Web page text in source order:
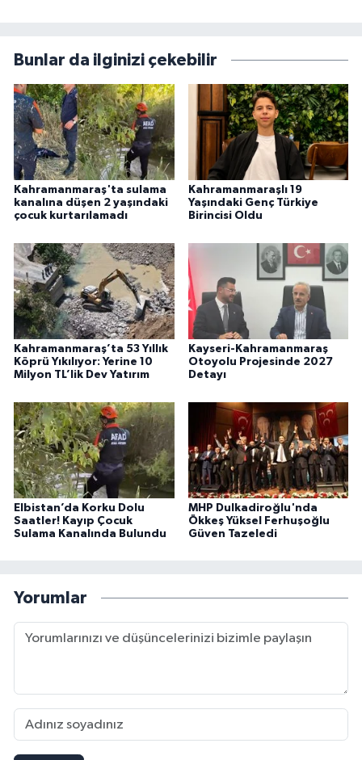
Bunlar da ilginizi çekebilir
Kahramanmaraş'ta sulama
kanalına düşen 2 yaşındaki
çocuk kurtarılamadı
Kahramanmaraşlı 19
Yaşındaki Genç Türkiye
Birincisi Oldu
Kahramanmaraş’ta 53 Yıllık
Köprü Yıkılıyor: Yerine 10
Milyon TL’lik Dev Yatırım
Kayseri-Kahramanmaraş
Otoyolu Projesinde 2027
Detayı
Elbistan’da Korku Dolu
Saatler! Kayıp Çocuk
Sulama Kanalında Bulundu
MHP Dulkadiroğlu'nda
Ökkeş Yüksel Ferhuşoğlu
Güven Tazeledi
Yorumlar